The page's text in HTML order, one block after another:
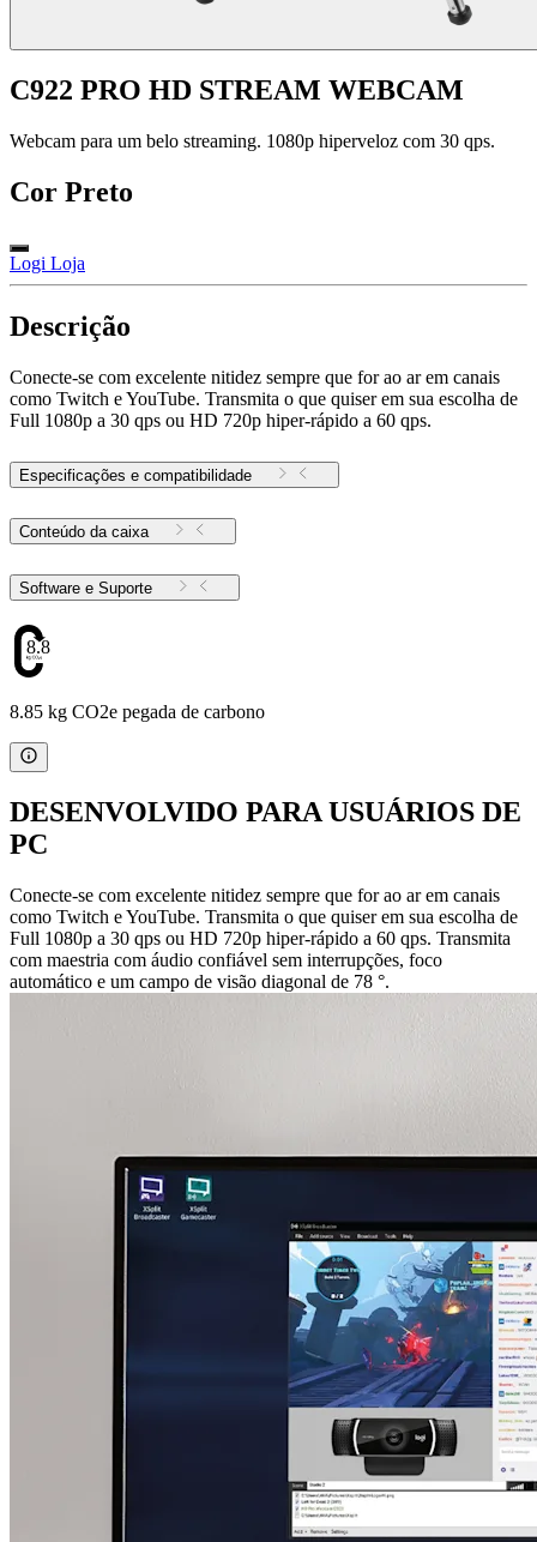
C922 PRO HD STREAM WEBCAM
Webcam para um belo streaming. 1080p hiperveloz com 30 qps.
Cor Preto
Logi Loja
Descrição
Conecte-se com excelente nitidez sempre que for ao ar em canais
como Twitch e YouTube. Transmita o que quiser em sua escolha de
Full 1080p a 30 qps ou HD 720p hiper-rápido a 60 qps.
Especificações e compatibilidade
Conteúdo da caixa
Software e Suporte
8.85
8.85 kg CO2e pegada de carbono
DESENVOLVIDO PARA USUÁRIOS DE
PC
Conecte-se com excelente nitidez sempre que for ao ar em canais
como Twitch e YouTube. Transmita o que quiser em sua escolha de
Full 1080p a 30 qps ou HD 720p hiper-rápido a 60 qps. Transmita
com maestria com áudio confiável sem interrupções, foco
automático e um campo de visão diagonal de 78 °.